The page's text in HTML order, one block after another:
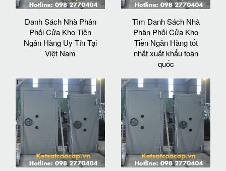
Danh Sách Nhà Phân
Phối Cửa Kho Tiền
Ngân Hàng Uy Tín Tại
Việt Nam
Tìm Danh Sách Nhà
Phân Phối Cửa Kho
Tiền Ngân Hàng tốt
nhất xuất khẩu toàn
quốc